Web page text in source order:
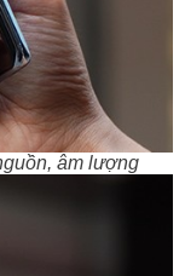
âm lượng